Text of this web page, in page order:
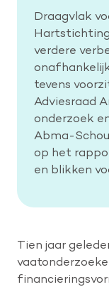
Draagvlak
verdere
tevens
Adviesraad
onderzoek
Abma-
op het
en blikken
Tien jaar